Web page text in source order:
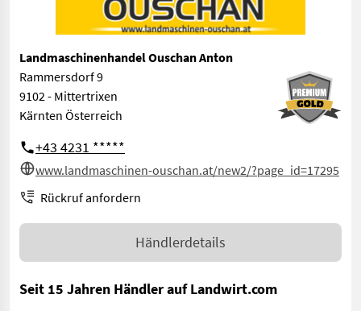
Landmaschinenhandel Ouschan Anton
Rammersdorf 9
9102 - Mittertrixen
Kärnten Österreich
+43 4231 *****
www.landmaschinen-ouschan.at/new2/?page_id=17295
Rückruf anfordern
Händlerdetails
Seit 15 Jahren Händler auf Landwirt.com